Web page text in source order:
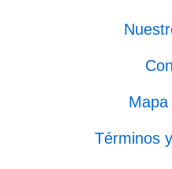
Mapa
Términos